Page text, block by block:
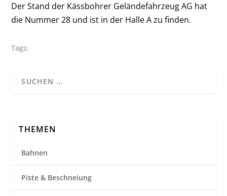
Der Stand der Kässbohrer Geländefahrzeug AG hat
die Nummer 28 und ist in der Halle A zu finden.
Tags:
THEMEN
Bahnen
Piste & Beschneiung